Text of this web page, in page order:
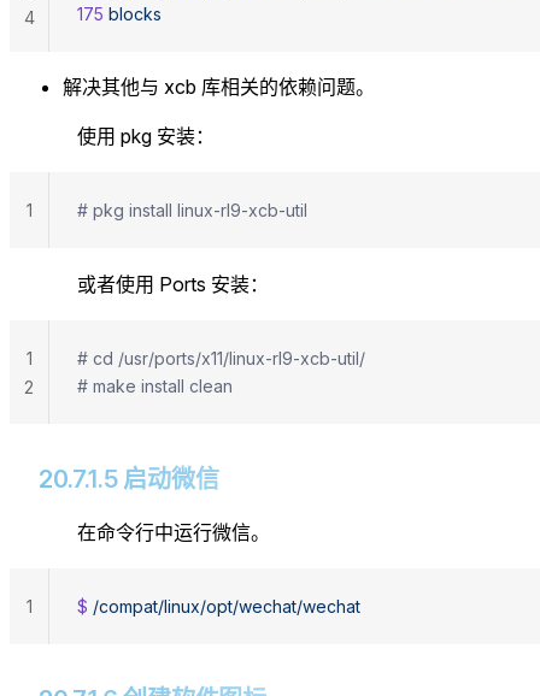
175 blocks
4
解决其他与 xcb 库相关的依赖问题。
使用 pkg 安装：
# pkg install linux-rl9-xcb-util
1
或者使用 Ports 安装：
# cd /usr/ports/x11/linux-rl9-xcb-util/
# make install clean
1
2
20.7.1.5 启动微信
在命令行中运行微信。
$ /compat/linux/opt/wechat/wechat
1